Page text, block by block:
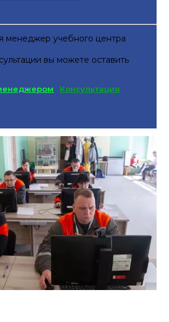
менеджер учебного центра
вы можете оставить
Консультация